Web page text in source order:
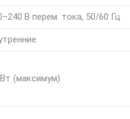
В перем. тока, 50/60 Гц
(максимум)